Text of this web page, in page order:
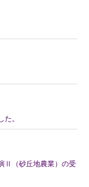
。
Ⅱ（砂丘地農業）の受